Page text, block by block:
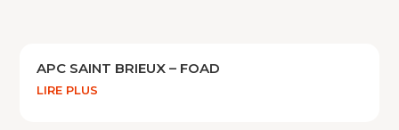
APC SAINT BRIEUX – FOAD
LIRE PLUS